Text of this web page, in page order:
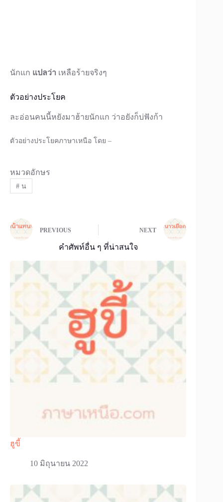
นักแก แปลว่า เหลือร้ายจริงๆ
ตัวอย่างประโยค
ละอ่อนคนนี้หยังมาฮ้ายนักแก ว่าอยังก็บ่ฟังก้า
ตัวอย่างประโยคภาษาเหนือ โดย –
หมวดอักษร
#น
PREVIOUS NEXT
คำศัพท์อื่น ๆ ที่น่าสนใจ
ฮูขี้
10 มิถุนายน 2022